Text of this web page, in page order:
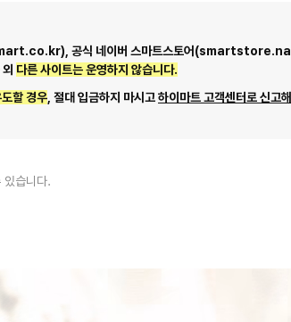
공식 네이버 스마트스토어(smartstore.na
다른 사이트는 운영하지 않습니다.
할 경우 , 절대 입금하지 마시고하이마트 고객센터로 신고해
있습니다.